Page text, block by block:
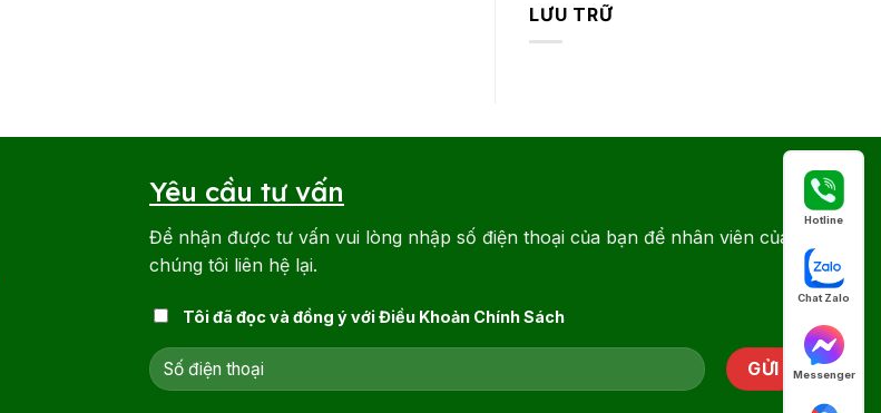
LƯU TRỮ
Yêu cầu tư vấn
Để nhận được tư vấn vui lòng nhập số điện thoại của bạn để nhân viên của
chúng tôi liên hệ lại.
Tôi đã đọc và đồng ý với Điều Khoản Chính Sách
Hotline
Chat Zalo
Messenger